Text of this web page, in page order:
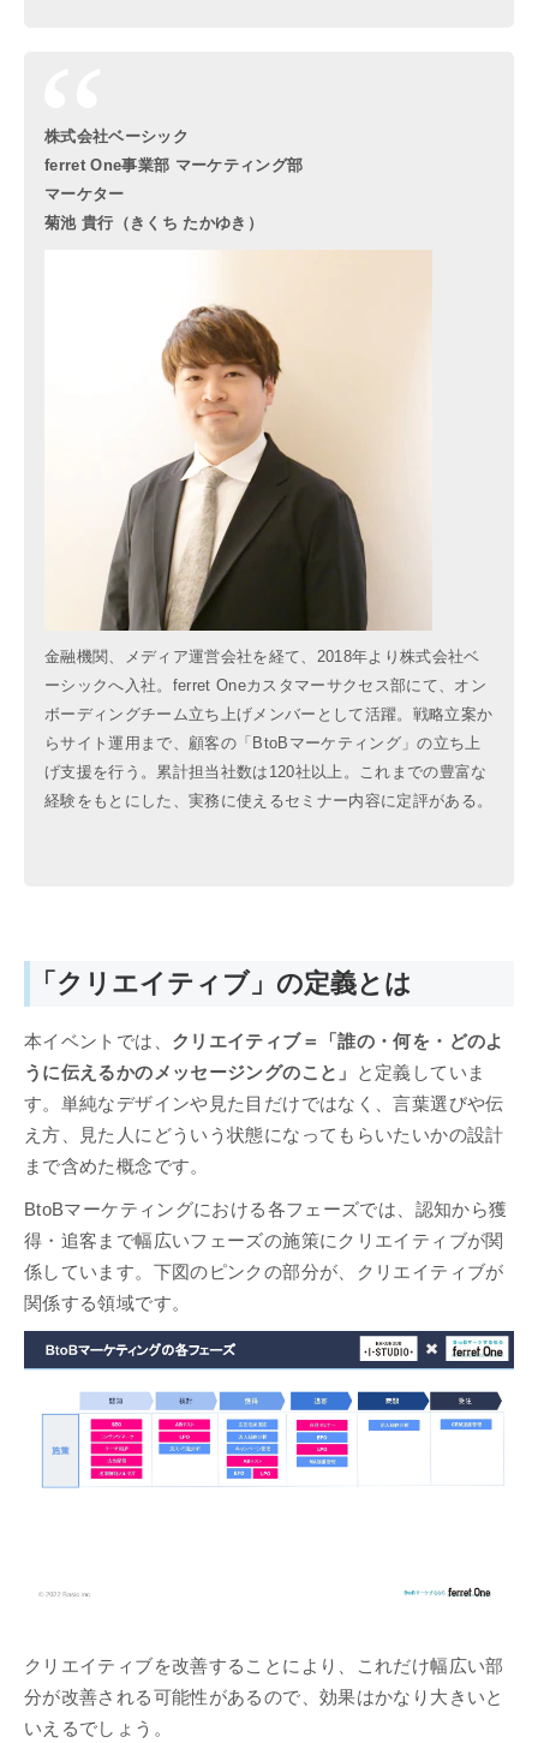
株式会社ベーシック
ferret One事業部 マーケティング部
マーケター
菊池 貴行（きくち たかゆき）
金融機関、メディア運営会社を経て、2018年より株式会社ベ
ーシックへ入社。ferret Oneカスタマーサクセス部にて、オン
ボーディングチーム立ち上げメンバーとして活躍。戦略立案か
らサイト運用まで、顧客の「BtoBマーケティング」の立ち上
げ支援を行う。累計担当社数は120社以上。これまでの豊富な
経験をもとにした、実務に使えるセミナー内容に定評がある。
「クリエイティブ」の定義とは
本イベントでは、 クリエイティブ＝「誰の・何を・どのよ
うに伝えるかのメッセージングのこと」
と定義していま
す。単純なデザインや見た目だけではなく、言葉選びや伝
え方、見た人にどういう状態になってもらいたいかの設計
まで含めた概念です。
BtoBマーケティングにおける各フェーズでは、認知から獲
得・追客まで幅広いフェーズの施策にクリエイティブが関
係しています。下図のピンクの部分が、クリエイティブが
関係する領域です。
クリエイティブを改善することにより、これだけ幅広い部
分が改善される可能性があるので、効果はかなり大きいと
いえるでしょう。